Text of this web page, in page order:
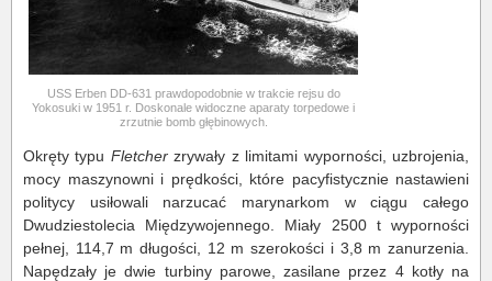
USS Erben DD-631 prawdopodobnie w trakcie rejsu do
Yokosuki w 1951 r. Doskonale widoczne aparaty torpedowe i
zrzutnie bomb głębinowych.
Okręty typu Fletcherzrywały z limitami wyporności, uzbrojenia,
mocy maszynowni i prędkości, które pacyfistycznie nastawieni
politycy usiłowali narzucać marynarkom w ciągu całego
Dwudziestolecia Międzywojennego. Miały 2500 t wyporności
pełnej, 114,7 m długości, 12 m szerokości i 3,8 m zanurzenia.
Napędzały je dwie turbiny parowe, zasilane przez 4 kotły na